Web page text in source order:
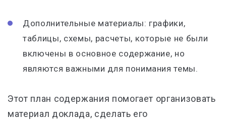
Дополнительные материалы: графики,
таблицы, схемы, расчеты, которые не были
включены в основное содержание, но
являются важными для понимания темы.
Этот план содержания помогает организовать
материал доклада, сделать его